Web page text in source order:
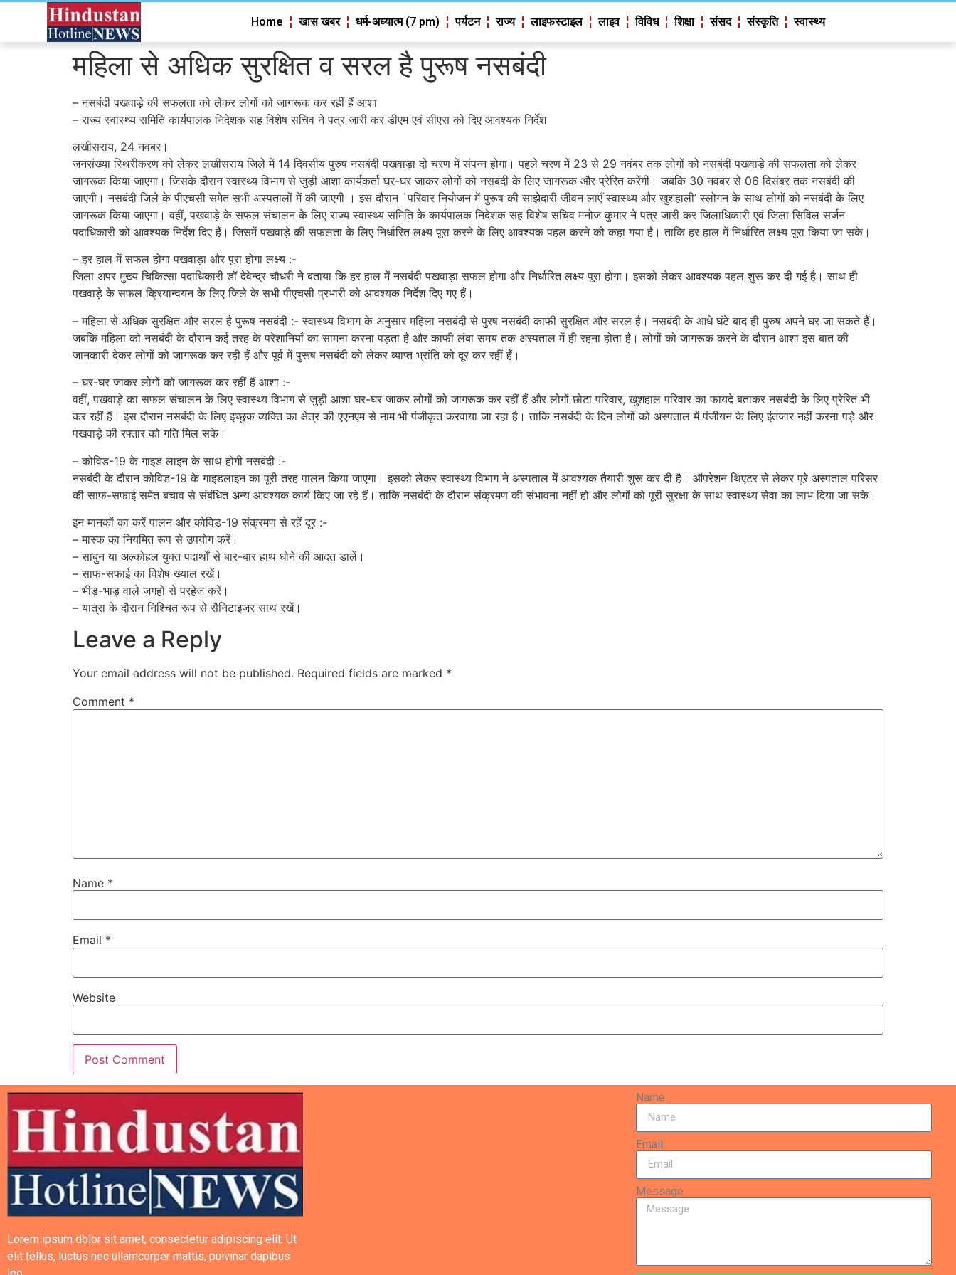
Home खास खबर धर्म-अध्यात्म (7 pm) पर्यटन राज्य लाइफस्टाइल लाइव विविध शिक्षा संसद संस्कृति स्वास्थ्य
महिला से अधिक सुरक्षित व सरल है पुरूष नसबंदी
– नसबंदी पखवाड़े की सफलता को लेकर लोगों को जागरूक कर रहीं हैं आशा
– राज्य स्वास्थ्य समिति कार्यपालक निदेशक सह विशेष सचिव ने पत्र जारी कर डीएम एवं सीएस को दिए आवश्यक निर्देश
लखीसराय, 24 नवंबर।
जनसंख्या स्थिरीकरण को लेकर लखीसराय जिले में 14 दिवसीय पुरुष नसबंदी पखवाड़ा दो चरण में संपन्न होगा। पहले चरण में 23 से 29 नवंबर तक लोगों को नसबंदी पखवाड़े की सफलता को लेकर
जागरूक किया जाएगा। जिसके दौरान स्वास्थ्य विभाग से जुड़ी आशा कार्यकर्ता घर-घर जाकर लोगों को नसबंदी के लिए जागरूक और प्रेरित करेंगी। जबकि 30 नवंबर से 06 दिसंबर तक नसबंदी की
जाएगी। नसबंदी जिले के पीएचसी समेत सभी अस्पतालों में की जाएगी । इस दौरान `परिवार नियोजन में पुरूष की साझेदारी जीवन लाएँ स्वास्थ्य और खुशहाली’ स्लोगन के साथ लोगों को नसबंदी के लिए
जागरूक किया जाएगा। वहीं, पखवाड़े के सफल संचालन के लिए राज्य स्वास्थ्य समिति के कार्यपालक निदेशक सह विशेष सचिव मनोज कुमार ने पत्र जारी कर जिलाधिकारी एवं जिला सिविल सर्जन
पदाधिकारी को आवश्यक निर्देश दिए हैं। जिसमें पखवाड़े की सफलता के लिए निर्धारित लक्ष्य पूरा करने के लिए आवश्यक पहल करने को कहा गया है। ताकि हर हाल में निर्धारित लक्ष्य पूरा किया जा सके।
– हर हाल में सफल होगा पखवाड़ा और पूरा होगा लक्ष्य :-
जिला अपर मुख्य चिकित्सा पदाधिकारी डॉ देवेन्द्र चौधरी ने बताया कि हर हाल में नसबंदी पखवाड़ा सफल होगा और निर्धारित लक्ष्य पूरा होगा। इसको लेकर आवश्यक पहल शुरू कर दी गई है। साथ ही
पखवाड़े के सफल क्रियान्वयन के लिए जिले के सभी पीएचसी प्रभारी को आवश्यक निर्देश दिए गए हैं।
– महिला से अधिक सुरक्षित और सरल है पुरूष नसबंदी :- स्वास्थ्य विभाग के अनुसार महिला नसबंदी से पुरष नसबंदी काफी सुरक्षित और सरल है। नसबंदी के आधे घंटे बाद ही पुरुष अपने घर जा सकते हैं।
जबकि महिला को नसबंदी के दौरान कई तरह के परेशानियाँ का सामना करना पड़ता है और काफी लंबा समय तक अस्पताल में ही रहना होता है। लोगों को जागरूक करने के दौरान आशा इस बात की
जानकारी देकर लोगों को जागरूक कर रही हैं और पूर्व में पुरूष नसबंदी को लेकर व्याप्त भ्रांति को दूर कर रहीं हैं।
– घर-घर जाकर लोगों को जागरूक कर रहीं हैं आशा :-
वहीं, पखवाड़े का सफल संचालन के लिए स्वास्थ्य विभाग से जुड़ी आशा घर-घर जाकर लोगों को जागरूक कर रहीं हैं और लोगों छोटा परिवार, खुशहाल परिवार का फायदे बताकर नसबंदी के लिए प्रेरित भी
कर रहीं हैं। इस दौरान नसबंदी के लिए इच्छुक व्यक्ति का क्षेत्र की एएनएम से नाम भी पंजीकृत करवाया जा रहा है। ताकि नसबंदी के दिन लोगों को अस्पताल में पंजीयन के लिए इंतजार नहीं करना पड़े और
पखवाड़े की रफ्तार को गति मिल सके।
– कोविड-19 के गाइड लाइन के साथ होगी नसबंदी :-
नसबंदी के दौरान कोविड-19 के गाइडलाइन का पूरी तरह पालन किया जाएगा। इसको लेकर स्वास्थ्य विभाग ने अस्पताल में आवश्यक तैयारी शुरू कर दी है। ऑपरेशन थिएटर से लेकर पूरे अस्पताल परिसर
की साफ-सफाई समेत बचाव से संबंधित अन्य आवश्यक कार्य किए जा रहे हैं। ताकि नसबंदी के दौरान संक्रमण की संभावना नहीं हो और लोगों को पूरी सुरक्षा के साथ स्वास्थ्य सेवा का लाभ दिया जा सके।
इन मानकों का करें पालन और कोविड-19 संक्रमण से रहें दूर :-
– मास्क का नियमित रूप से उपयोग करें।
– साबुन या अल्कोहल युक्त पदार्थों से बार-बार हाथ धोने की आदत डालें।
– साफ-सफाई का विशेष ख्याल रखें।
– भीड़-भाड़ वाले जगहों से परहेज करें।
– यात्रा के दौरान निश्चित रूप से सैनिटाइजर साथ रखें।
Leave a Reply
Your email address will not be published. Required fields are marked *
Comment *
Name *
Email *
Website
Lorem ipsum dolor sit amet, consectetur adipiscing elit. Ut
elit tellus, luctus nec ullamcorper mattis, pulvinar dapibus
Name
Email
Message